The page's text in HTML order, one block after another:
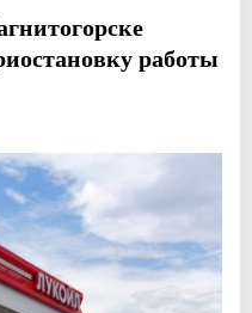
работы